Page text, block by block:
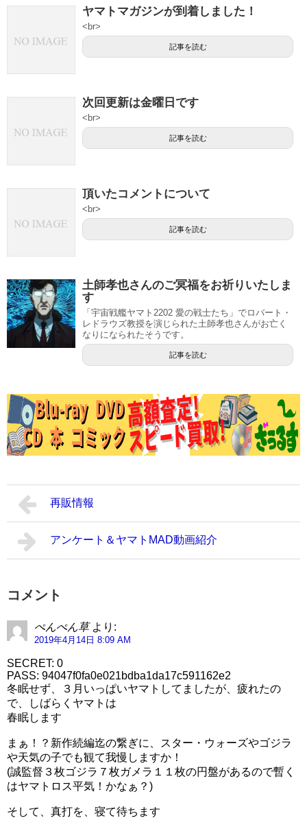
ヤマトマガジンが到着しました！
<br>
記事を読む
次回更新は金曜日です
<br>
記事を読む
頂いたコメントについて
<br>
記事を読む
土師孝也さんのご冥福をお祈りいたしま
す
「宇宙戦艦ヤマト2202 愛の戦士たち」でロバート・
レドラウズ教授を演じられた土師孝也さんがお亡く
なりになられたそうです。
記事を読む
再販情報
アンケート＆ヤマトMAD動画紹介
コメント
ぺんぺん草 より:
2019年4月14日 8:09 AM
SECRET: 0
PASS: 94047f0fa0e021bdba1da17c591162e2
冬眠せず、３月いっぱいヤマトしてましたが、疲れたの
で、しばらくヤマトは
春眠します
まぁ！？新作続編迄の繋ぎに、スター・ウォーズやゴジラ
や天気の子でも観て我慢しますか！
(誠監督３枚ゴジラ７枚ガメラ１１枚の円盤があるので暫く
はヤマトロス平気！かなぁ？)
そして、真打を、寝て待ちます